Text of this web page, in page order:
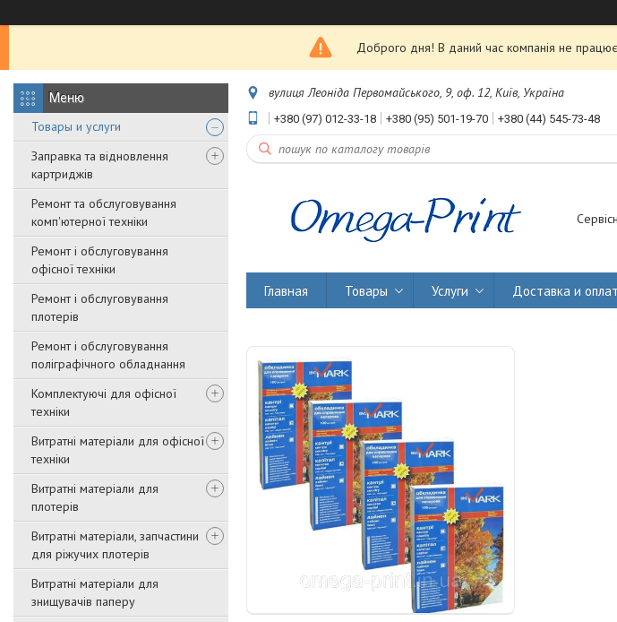
Доброго дня! В даний час компанія не
Товары и услуги
Заправка та відновлення
картриджів
Ремонт та обслуговування
комп'ютерної техніки
Ремонт і обслуговування
офісної техніки
Ремонт і обслуговування
плотерів
Ремонт і обслуговування
поліграфічного обладнання
Комплектуючі для офісної
техніки
Витратні матеріали для офісної
техніки
Витратні матеріали для
плотерів
Витратні матеріали, запчастини
для ріжучих плотерів
Витратні матеріали для
знищувачів паперу
вулиця Леоніда Первомайського, 9, оф. 12, Київ, Україна
+380 (97) 012-33-18 +380 (95) 501-19-70 +380 (44) 545-73-48
Главная Товары Услуги Доставка и